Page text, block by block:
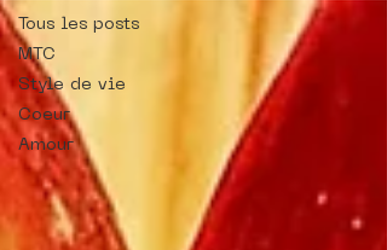
Tous les posts
MTC
Style de vie
Coeur
Amour